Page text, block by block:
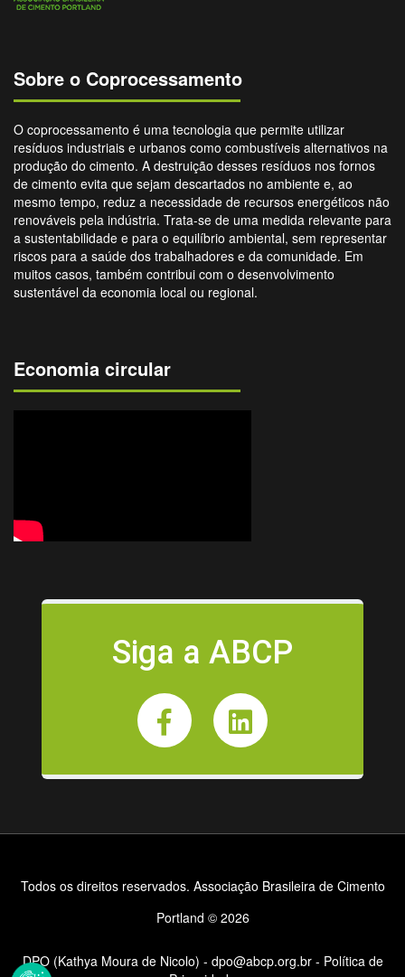
Sobre o Coprocessamento
O coprocessamento é uma tecnologia que permite utilizar
resíduos industriais e urbanos como combustíveis alternativos na
produção do cimento. A destruição desses resíduos nos fornos
de cimento evita que sejam descartados no ambiente e, ao
mesmo tempo, reduz a necessidade de recursos energéticos não
renováveis pela indústria. Trata-se de uma medida relevante para
a sustentabilidade e para o equilíbrio ambiental, sem representar
riscos para a saúde dos trabalhadores e da comunidade. Em
muitos casos, também contribui com o desenvolvimento
sustentável da economia local ou regional.
Economia circular
Siga a ABCP
Todos os direitos reservados. Associação Brasileira de Cimento
Portland © 2026
DPO (Kathya Moura de Nicolo) - dpo@abcp.org.br- Política de